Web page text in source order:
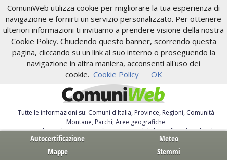
ComuniWeb utilizza cookie per migliorare la tua esperienza di
navigazione e fornirti un servizio personalizzato. Per ottenere
ulteriori informazioni ti invitiamo a prendere visione della nostra
Cookie Policy. Chiudendo questo banner, scorrendo questa
pagina, cliccando su un link al suo interno o proseguendo la
navigazione in altra maniera, acconsenti all'uso dei
cookie. Cookie Policy OK
Tutte le informazioni su: Comuni d'Italia, Province, Regioni, Comunità
Montane, Parchi, Aree geografiche
Servizi al Cittadino. Autocertificazione, moduli, leggi, free download
Autocertificazione
Meteo
Mappe
Stemmi